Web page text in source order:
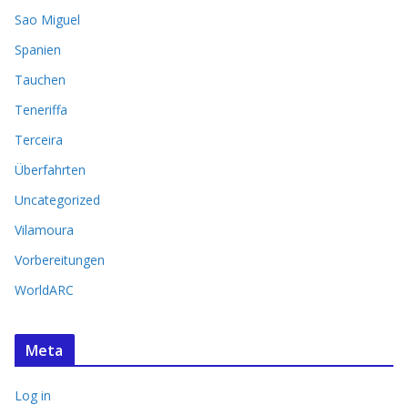
Sao Miguel
Spanien
Tauchen
Teneriffa
Terceira
Überfahrten
Uncategorized
Vilamoura
Vorbereitungen
WorldARC
Meta
Log in